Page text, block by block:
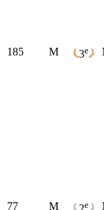
185 M 3e
77 M e